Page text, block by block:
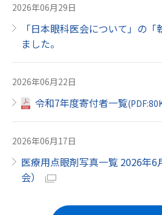
2026年06月29日
「日本眼科医会について」の
ました。
2026年06月22日
令和7年度寄付者一覧(PDF
2026年06月17日
医療用点眼剤写真一覧 2026年6
会）